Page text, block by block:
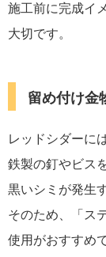
施工前に完成イ
大切です。
留め付け金
レッドシダーに
鉄製の釘やビス
黒いシミが発生
そのため、「ス
使用がおすすめ